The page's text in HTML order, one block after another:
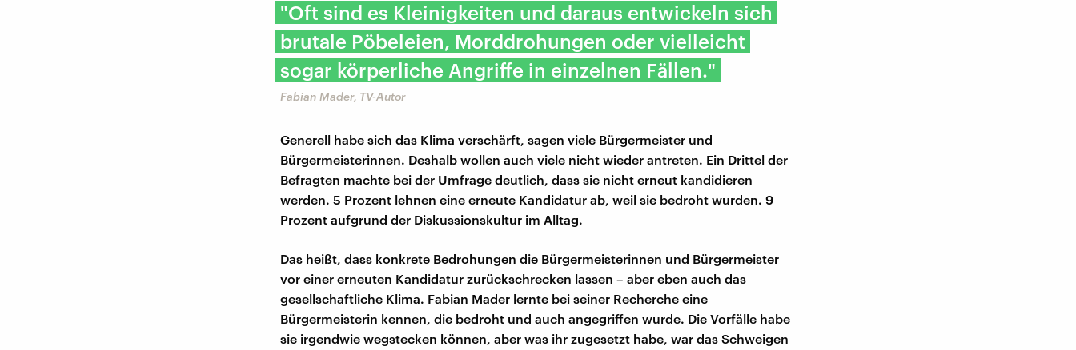
"Oft sind es Kleinigkeiten und daraus entwickeln sich
brutale Pöbeleien, Morddrohungen oder vielleicht
sogar körperliche Angriffe in einzelnen Fällen."
Fabian Mader, TV-Autor
Generell habe sich das Klima verschärft, sagen viele Bürgermeister und
Bürgermeisterinnen. Deshalb wollen auch viele nicht wieder antreten. Ein Drittel der
Befragten machte bei der Umfrage deutlich, dass sie nicht erneut kandidieren
werden. 5 Prozent lehnen eine erneute Kandidatur ab, weil sie bedroht wurden. 9
Prozent aufgrund der Diskussionskultur im Alltag.
Das heißt, dass konkrete Bedrohungen die Bürgermeisterinnen und Bürgermeister
vor einer erneuten Kandidatur zurückschrecken lassen – aber eben auch das
gesellschaftliche Klima. Fabian Mader lernte bei seiner Recherche eine
Bürgermeisterin kennen, die bedroht und auch angegriffen wurde. Die Vorfälle habe
sie irgendwie wegstecken können, aber was ihr zugesetzt habe, war das Schweigen